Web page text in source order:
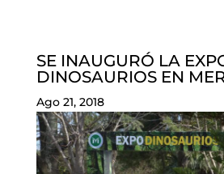
SE INAUGURÓ LA
DINOSAURIOS EN
Ago 21, 2018